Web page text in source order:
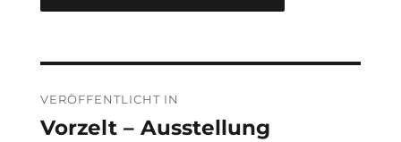
VERÖFFENTLICHT IN
Vorzelt – Ausstellung